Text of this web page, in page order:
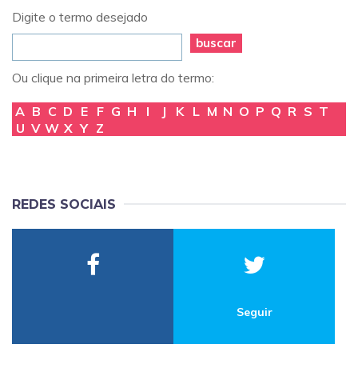
Digite o termo desejado
buscar
Ou clique na primeira letra do termo:
A B C D E F G H I J K L M N O P Q R S T
U V W X Y Z
REDES SOCIAIS
Seguir